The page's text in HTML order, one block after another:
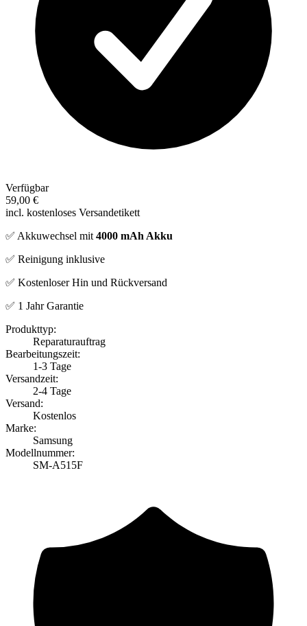
Verfügbar
59,00 €
incl. kostenloses Versandetikett
✅ Akkuwechsel mit 4000 mAh Akku
✅ Reinigung inklusive
✅ Kostenloser Hin und Rückversand
✅ 1 Jahr Garantie
Produkttyp:
Reparaturauftrag
Bearbeitungszeit:
1-3 Tage
Versandzeit:
2-4 Tage
Versand:
Kostenlos
Marke:
Samsung
Modellnummer:
SM-A515F